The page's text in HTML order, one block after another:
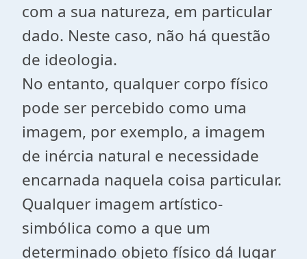
com a sua natureza, em particular
dado. Neste caso, não há questão
de ideologia.
No entanto, qualquer corpo físico
pode ser percebido como uma
imagem, por exemplo, a imagem
de inércia natural e necessidade
encarnada naquela coisa particular.
Qualquer imagem artístico-
simbólica como a que um
determinado objeto físico dá lugar